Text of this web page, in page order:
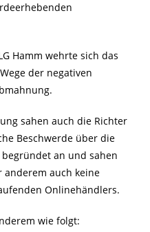
Hamm wehrte sich das
der negativen
sahen auch die Richter
Beschwerde über die
an und sahen
auch keine
Onlinehändlers.
wie folgt: